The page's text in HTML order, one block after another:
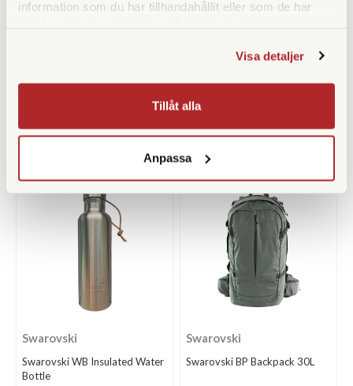
information som du har tillhandahållit eller som de har
Visa detaljer
Tillåt alla
Anpassa
Swarovski Umbrella
Swarovski
Swarovski WB Insulated Water
Bottle
Swarovski
Swarovski BP Backpack 30L